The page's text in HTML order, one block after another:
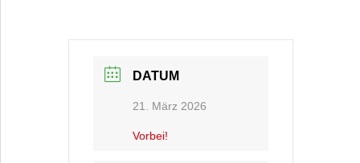
DATUM
21. März 2026
Vorbei!